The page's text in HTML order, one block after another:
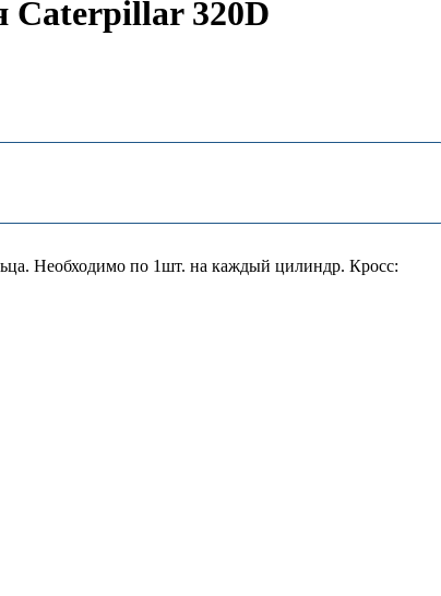
Caterpillar 320D
Необходимо по 1шт. на каждый цилиндр. Кросс: